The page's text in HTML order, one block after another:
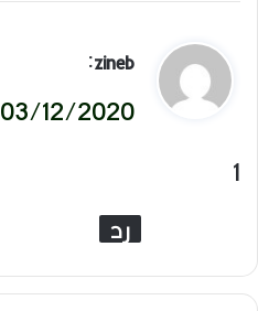
ي
ق
ل
zineb
:
03/12/2020 الساعة 1:43 ص
1
رد